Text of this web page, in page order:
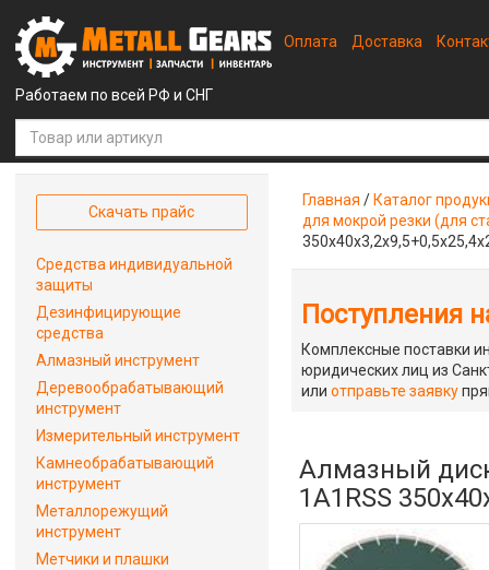
Работаем по всей РФ и СНГ
Оплата Доставка
Главная / Каталог
для мокрой резки (для
Поступления
Комплексные поставки
юридических лиц из
илиотправьте заявку
Алмазный
1A1RSS
Скачать прайс
Средства индивидуальной
защиты
Дезинфицирующие
средства
Алмазный инструмент
Деревообрабатывающий
инструмент
Измерительный инструмент
Камнеобрабатывающий
инструмент
Металлорежущий
инструмент
Метчики и плашки